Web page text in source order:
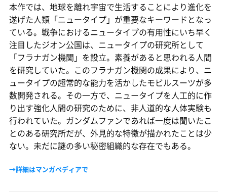
本作では、地球を離れ宇宙で生活することにより進化を
遂げた人類「ニュータイプ」が重要なキーワードとなっ
ている。戦争におけるニュータイプの有用性にいち早く
注目したジオン公国は、ニュータイプの研究所として
「フラナガン機関」を設立。素養があると思われる人間
を研究していた。このフラナガン機関の成果により、ニ
ュータイプの超常的な能力を活かしたモビルスーツが多
数開発される。その一方で、ニュータイプを人工的に作
り出す強化人間の研究のために、非人道的な人体実験も
行われていた。ガンダムファンであれば一度は聞いたこ
とのある研究所だが、外見的な特徴が描かれたことは少
ない。未だに謎の多い秘密組織的な存在でもある。
→詳細はマンガペディアで